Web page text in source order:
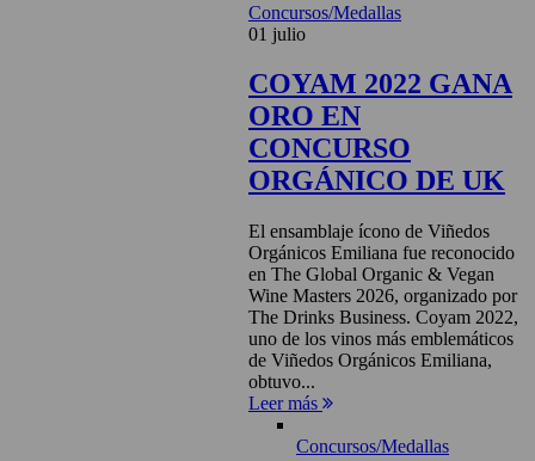
Concursos/Medallas
01 julio
COYAM 2022 GANA
ORO EN
CONCURSO
ORGÁNICO DE UK
El ensamblaje ícono de Viñedos
Orgánicos Emiliana fue reconocido
en The Global Organic & Vegan
Wine Masters 2026, organizado por
The Drinks Business. Coyam 2022,
uno de los vinos más emblemáticos
de Viñedos Orgánicos Emiliana,
obtuvo...
Leer más
Concursos/Medallas